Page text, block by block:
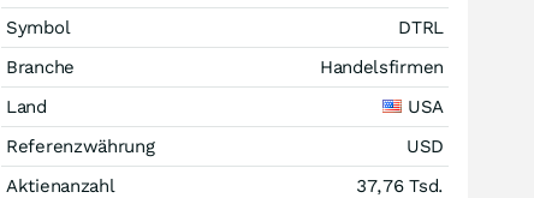
Symbol
DTRL
Branche
Handelsfirmen
Land
USA
Referenzwährung
USD
Aktienanzahl
37,76 Tsd.